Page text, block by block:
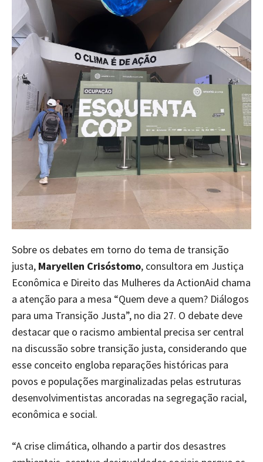
Sobre os debates em torno do tema de transição
justa, Maryellen Crisóstomo, consultora em Justiça
Econômica e Direito das Mulheres da ActionAid chama
a atenção para a mesa “Quem deve a quem? Diálogos
para uma Transição Justa”, no dia 27. O debate deve
destacar que o racismo ambiental precisa ser central
na discussão sobre transição justa, considerando que
esse conceito engloba reparações históricas para
povos e populações marginalizadas pelas estruturas
desenvolvimentistas ancoradas na segregação racial,
econômica e social.
“A crise climática, olhando a partir dos desastres